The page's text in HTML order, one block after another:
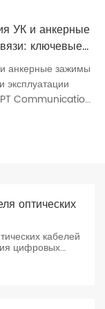
УК и анкерные
ключевые
анкерные зажимы
эксплуатации
Communication
элементов,
проектов.
оптических
кабелей
цифровых